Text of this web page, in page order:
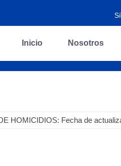
Inicio Nosotros
HOMICIDIOS: Fecha de